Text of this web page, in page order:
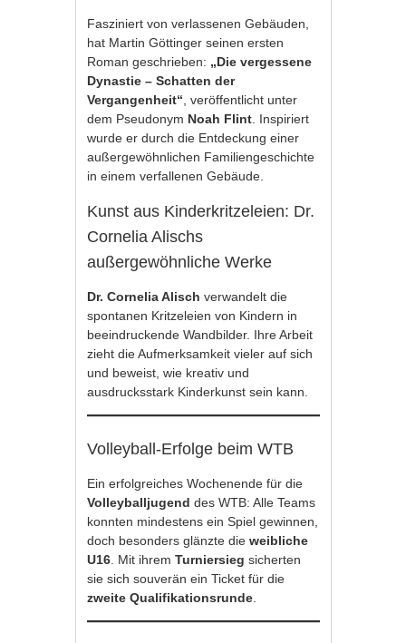
Fasziniert von verlassenen Gebäuden,
hat Martin Göttinger seinen ersten
Roman geschrieben: „Die vergessene
Dynastie – Schatten der
Vergangenheit“ , veröffentlicht unter
dem Pseudonym Noah Flint . Inspiriert
wurde er durch die Entdeckung einer
außergewöhnlichen Familiengeschichte
in einem verfallenen Gebäude.
Kunst aus Kinderkritzeleien: Dr.
Cornelia Alischs
außergewöhnliche Werke
Dr. Cornelia Alischverwandelt die
spontanen Kritzeleien von Kindern in
beeindruckende Wandbilder. Ihre Arbeit
zieht die Aufmerksamkeit vieler auf sich
und beweist, wie kreativ und
ausdrucksstark Kinderkunst sein kann.
Volleyball-Erfolge beim WTB
Ein erfolgreiches Wochenende für die
Volleyballjugend des WTB: Alle Teams
konnten mindestens ein Spiel gewinnen,
doch besonders glänzte dieweibliche
U16 . Mit ihremTurniersieg sicherten
sie sich souverän ein Ticket für die
zweite Qualifikationsrunde